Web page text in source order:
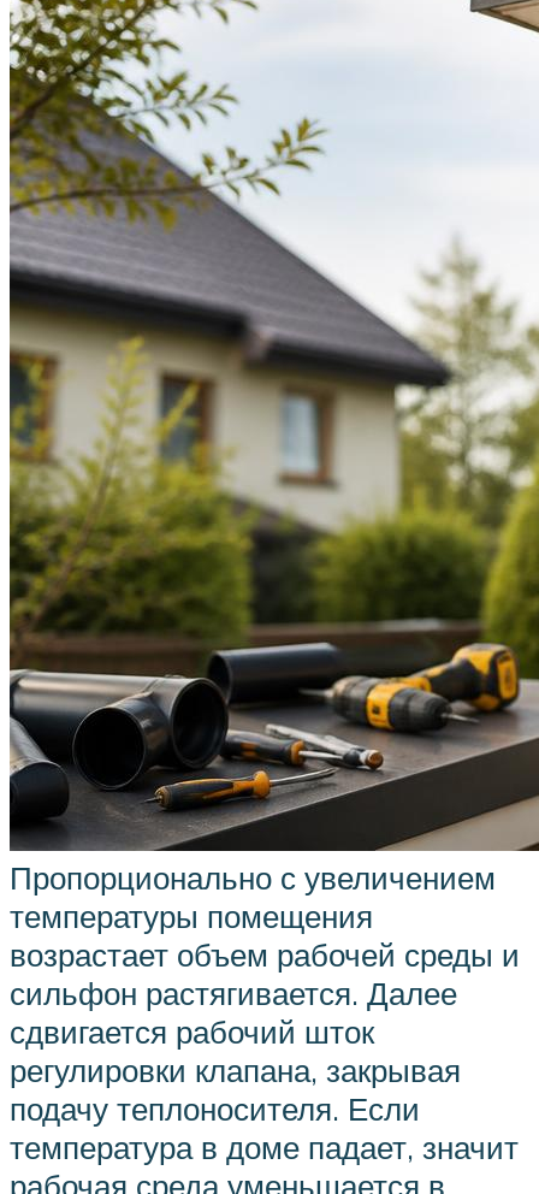
Пропорционально с увеличением
температуры помещения
возрастает объем рабочей среды и
сильфон растягивается. Далее
сдвигается рабочий шток
регулировки клапана, закрывая
подачу теплоносителя. Если
температура в доме падает, значит
рабочая среда уменьшается в